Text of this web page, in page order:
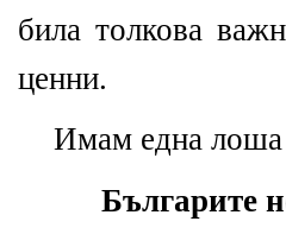
била толкова
ценни.
Имам една лоша
Българите